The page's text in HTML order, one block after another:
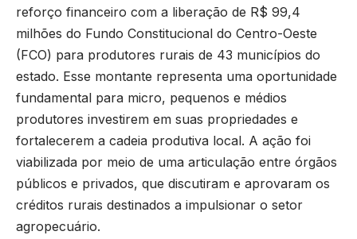
reforço financeiro com a liberação de R$ 99,4
milhões do Fundo Constitucional do Centro-Oeste
(FCO) para produtores rurais de 43 municípios do
estado. Esse montante representa uma oportunidade
fundamental para micro, pequenos e médios
produtores investirem em suas propriedades e
fortalecerem a cadeia produtiva local. A ação foi
viabilizada por meio de uma articulação entre órgãos
públicos e privados, que discutiram e aprovaram os
créditos rurais destinados a impulsionar o setor
agropecuário.